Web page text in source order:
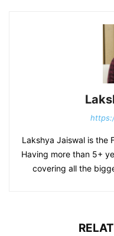
Lakshya Jaiswal is the
Having more than 5+
covering all the